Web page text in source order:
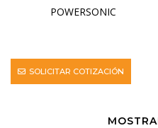
POWERSONIC
SOLICITAR COTIZACIÓN